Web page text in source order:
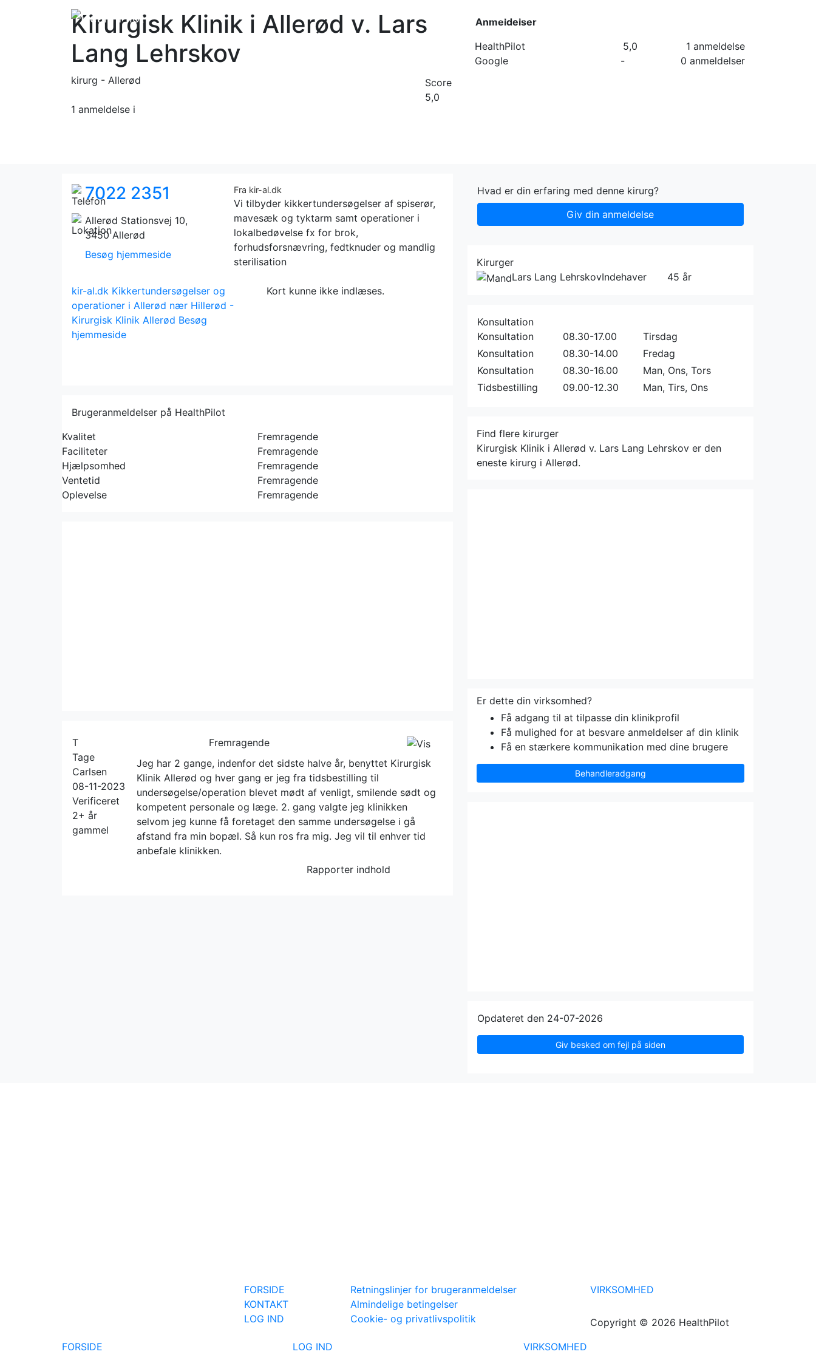
Forside Kategorier
Kirurgisk Klinik i Allerød v. Lars
Lang Lehrskov
kirurg - Allerød
1 anmeldelse i
Score
5,0
Anmeldelser
HealthPilot
5,0
1 anmeldelse
Google
- 0 anmeldelser
7022 2351
Allerød Stationsvej 10,
3450 Allerød
Besøg hjemmeside
Fra kir-al.dk
Vi tilbyder kikkertundersøgelser af spiserør,
mavesæk og tyktarm samt operationer i
lokalbedøvelse fx for brok,
forhudsforsnævring, fedtknuder og mandlig
sterilisation
kir-al.dk Kikkertundersøgelser og
operationer i Allerød nær Hillerød -
Kirurgisk Klinik Allerød Besøg
hjemmeside
Kort kunne ikke indlæses.
Brugeranmeldelser på HealthPilot
Kvalitet
Fremragende
Faciliteter
Fremragende
Hjælpsomhed
Fremragende
Ventetid
Fremragende
Oplevelse
Fremragende
T
Tage
Carlsen
08-11-2023
Verificeret
2+ år
gammel
Fremragende
Jeg har 2 gange, indenfor det sidste halve år, benyttet Kirurgisk
Klinik Allerød og hver gang er jeg fra tidsbestilling til
undersøgelse/operation blevet mødt af venligt, smilende sødt og
kompetent personale og læge. 2. gang valgte jeg klinikken
selvom jeg kunne få foretaget den samme undersøgelse i gå
afstand fra min bopæl. Så kun ros fra mig. Jeg vil til enhver tid
anbefale klinikken.
Rapporter indhold
Hvad er din erfaring med denne kirurg?
Giv din anmeldelse
Kirurger
Lars Lang LehrskovIndehaver 45 år
Konsultation
Konsultation
08.30-17.00
Tirsdag
Konsultation
08.30-14.00
Fredag
Konsultation
08.30-16.00
Man, Ons, Tors
Tidsbestilling
09.00-12.30 Man, Tirs, Ons
Find flere kirurger
Kirurgisk Klinik i Allerød v. Lars Lang Lehrskov er den
eneste kirurg i Allerød.
Er dette din virksomhed?
Få adgang til at tilpasse din klinikprofil
Få mulighed for at besvare anmeldelser af din klinik
Få en stærkere kommunikation med dine brugere
Behandleradgang
Opdateret den 24-07-2026
Giv besked om fejl på siden
FORSIDE
KONTAKT
LOG IND
Retningslinjer for brugeranmeldelser
Almindelige betingelser
Cookie- og privatlivspolitik
VIRKSOMHED
Copyright © 2026 HealthPilot
FORSIDE
LOG IND VIRKSOMHED